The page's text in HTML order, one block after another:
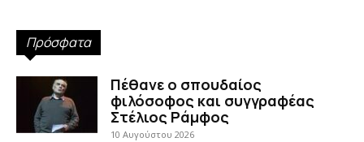
Πρόσφατα
Πέθανε ο σπουδαίος
φιλόσοφος και συγγραφέας
Στέλιος Ράμφος
10 Αυγούστου 2026